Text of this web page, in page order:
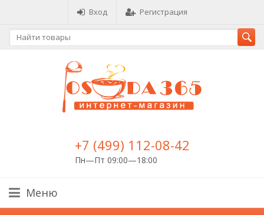
Вход Регистрация
+7 (499) 112-08-42
Пн—Пт 09:00—18:00
Меню